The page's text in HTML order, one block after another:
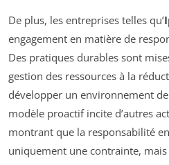
De plus, les entreprises telles qu’
engagement en matière de
Des pratiques durables sont
gestion des ressources à la
développer un environnement
modèle proactif incite d’autres
montrant que la responsabilité
uniquement une contrainte,